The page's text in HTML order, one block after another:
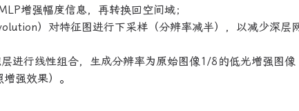
增强幅度信息，再转换回空间域；
）对特征图进行下采样（分辨率减半），以减少深层
进行线性组合，生成分辨率为原始图像1/8的低光增强图像
强效果）。